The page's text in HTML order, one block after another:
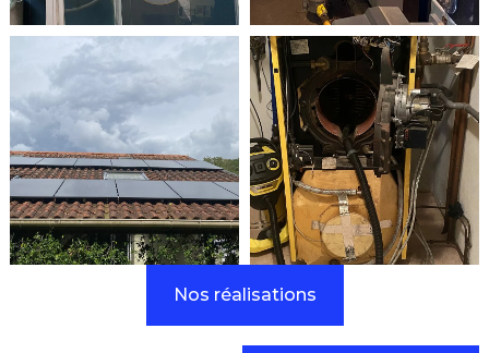
Nos réalisations